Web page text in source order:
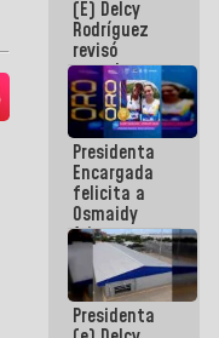
y del Caribe
2026
(E) Delcy
Rodríguez
revisó
agenda
económica y
ejecución de
fondos de
emergencia
post-sismos
Presidenta
Encargada
felicita a
Osmaidy
Arias y
Giraly
Marcano por
hacer
historia en
Presidenta